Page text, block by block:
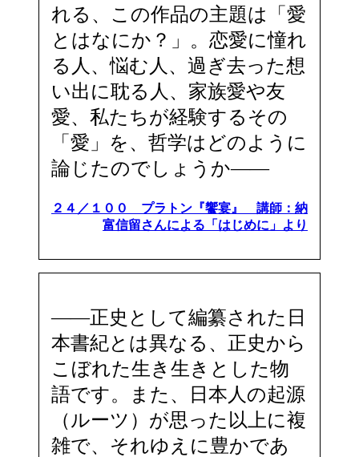
れる、この作品の主題は「愛
とはなにか？」。恋愛に憧れ
る人、悩む人、過ぎ去った想
い出に耽る人、家族愛や友
愛、私たちが経験するその
「愛」を、哲学はどのように
論じたのでしょうか――
２４／１００ プラトン『饗宴』 講師：納
富信留さんによる「はじめに」より
――正史として編纂された日
本書紀とは異なる、正史から
こぼれた生き生きとした物
語です。また、日本人の起源
（ルーツ）が思った以上に複
雑で、それゆえに豊かであ